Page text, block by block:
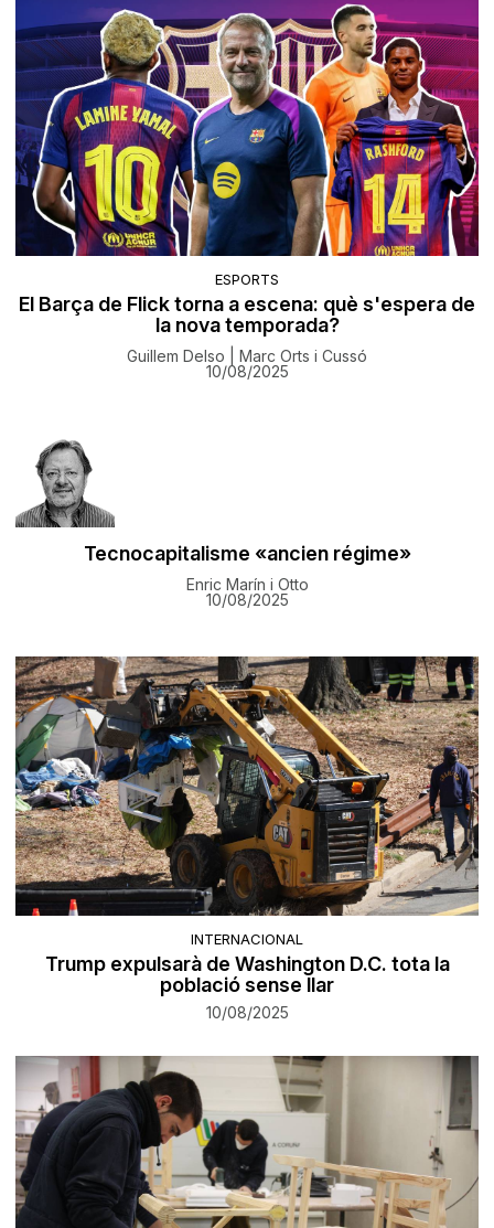
ESPORTS
El Barça de Flick torna a escena: què s'espera de
la nova temporada?
Guillem Delso | Marc Orts i Cussó
10/08/2025
Tecnocapitalisme «ancien régime»
Enric Marín i Otto
10/08/2025
INTERNACIONAL
Trump expulsarà de Washington D.C. tota la
població sense llar
10/08/2025